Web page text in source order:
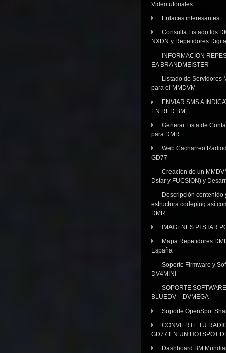
Videotutoriales
Enlaces interesantes
Consulta Listado Ids
NXDN y Repetidores
INFORMACION
EA BRANDMEISTER
Listado de Servidores
para el MMDVM
ENVIAR SMS A
EN RED BM
Generar Lista de
para DMR
Web Cacharreo
GD77
Creación de un
Dstar y FUCSION) y
Descripción contenido
estructura codeplug asi
DMR
IMAGENES PI STAR
Mapa Repetidores
España
Soporte Firmware y
DV4MINI
SOPORTE SOFTWARE
BLUEDV – DVMEGA
Soporte OpenSpot
CONVIERTE TU
GD77 EN UN HOTSPOT
Dashboard BM